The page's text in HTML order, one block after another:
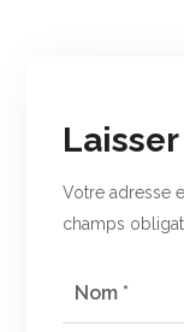
Votre adresse
champs